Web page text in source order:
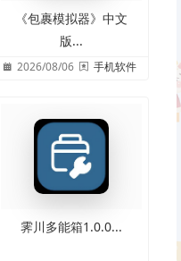
《包裹模拟器》中文
版...
2026/08/06 手机软件
霁川多能箱1.0.0...